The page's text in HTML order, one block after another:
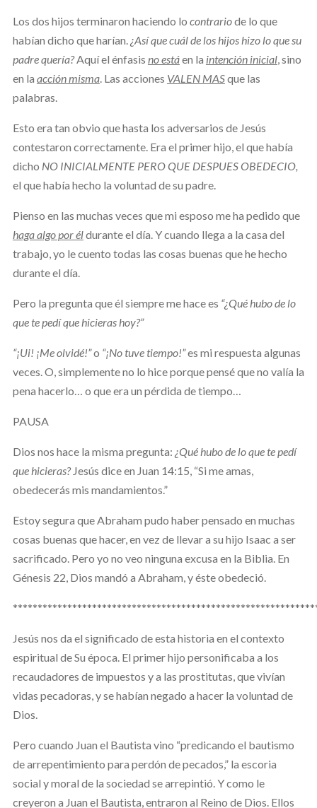
Los dos hijos terminaron haciendo lo contrariode lo que
habían dicho que harían.¿Así que cuál de los hijos hizo lo que su
padre quería?Aquí el énfasis no estáen la intención inicial, sino
en la acción misma. Las acciones VALEN MASque las
palabras.
Esto era tan obvio que hasta los adversarios de Jesús
contestaron correctamente. Era el primer hijo, el que había
dicho NO INICIALMENTE PERO QUE DESPUES OBEDECIO,
el que había hecho la voluntad de su padre.
Pienso en las muchas veces que mi esposo me ha pedido que
haga algo por éldurante el día. Y cuando llega a la casa del
trabajo, yo le cuento todas las cosas buenas que he hecho
durante el día.
Pero la pregunta que él siempre me hace es “¿Qué hubo de lo
que te pedí que hicieras hoy?”
“¡Ui! ¡Me olvidé!”o “¡No tuve tiempo!”es mi respuesta algunas
veces. O, simplemente no lo hice porque pensé que no valía la
pena hacerlo… o que era un pérdida de tiempo…
PAUSA
Dios nos hace la misma pregunta: ¿Qué hubo de lo que te pedí
que hicieras? Jesús dice en Juan 14:15, “Si me amas,
obedecerás mis mandamientos.”
Estoy segura que Abraham pudo haber pensado en muchas
cosas buenas que hacer, en vez de llevar a su hijo Isaac a ser
sacrificado. Pero yo no veo ninguna excusa en la Biblia. En
Génesis 22, Dios mandó a Abraham, y éste obedeció.
Jesús nos da el significado de esta historia en el contexto
espiritual de Su época. El primer hijo personificaba a los
recaudadores de impuestos y a las prostitutas, que vivían
vidas pecadoras, y se habían negado a hacer la voluntad de
Dios.
Pero cuando Juan el Bautista vino “predicando el bautismo
de arrepentimiento para perdón de pecados,” la escoria
social y moral de la sociedad se arrepintió. Y como le
creyeron a Juan el Bautista, entraron al Reino de Dios. Ellos